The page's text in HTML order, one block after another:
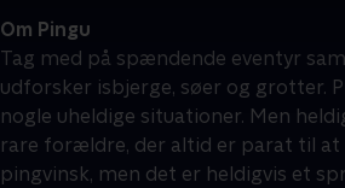
Om Pingu
Tag med på spændende eventyr
udforsker isbjerge, søer og grotter.
nogle uheldige situationer. Men
rare forældre, der altid er parat til at
pingvinsk, men det er heldigvis et